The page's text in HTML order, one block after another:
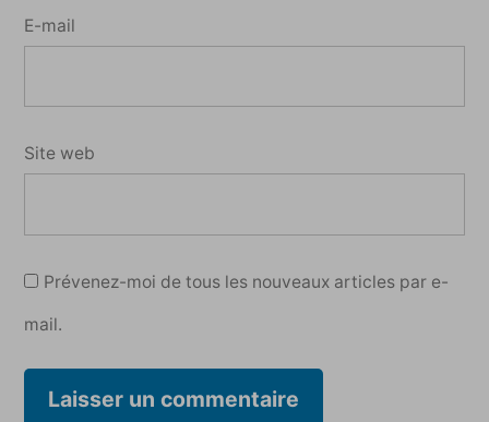
E-mail
Site web
Prévenez-moi de tous les nouveaux articles par e-
mail.